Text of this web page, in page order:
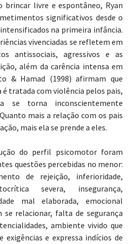
livre e espontâneo, Ryan
significativos desde o
na primeira infância.
vivenciadas se refletem em
antissociais, agressivos e as
além da carência intensa em
& Hamad (1998) afirmam que
é tratada com violência pelos pais,
se torna inconscientemente
mais a relação com os pais
mais ela se prende a eles.
do perfil psicomotor foram
questões percebidas no menor:
de rejeição, inferioridade,
severa, insegurança,
mal elaborada, emocional
se relacionar, falta de segurança
ambiente vivido que
exigências e expressa indícios de